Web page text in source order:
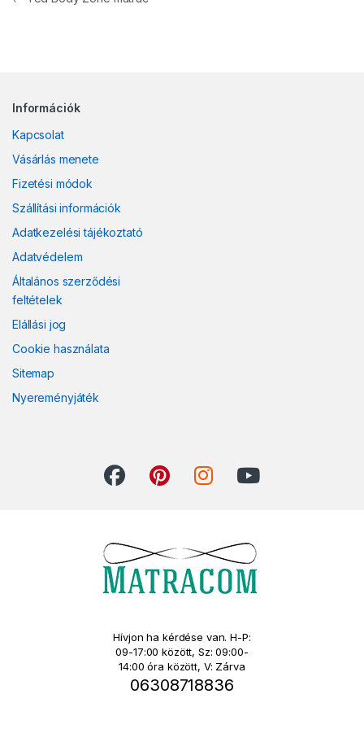
Információk
Kapcsolat
Vásárlás menete
Fizetési módok
Szállítási információk
Adatkezelési tájékoztató
Adatvédelem
Általános szerződési
feltételek
Elállási jog
Cookie használata
Sitemap
Nyereményjáték
Hívjon ha kérdése van. H-P:
09-17:00 között, Sz: 09:00-
14:00 óra között, V: Zárva
06308718836